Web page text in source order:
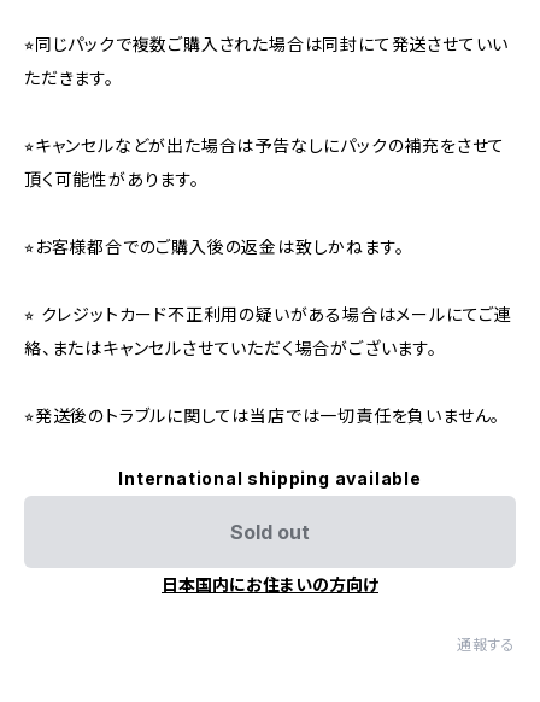
⭐︎同じパックで複数ご購入された場合は同封にて発送させていい
ただきます。
⭐︎キャンセルなどが出た場合は予告なしにパックの補充をさせて
頂く可能性があります。
⭐︎お客様都合でのご購入後の返金は致しかねます。
⭐︎ クレジットカード不正利用の疑いがある場合はメールにてご連
絡、またはキャンセルさせていただく場合がございます。
⭐︎発送後のトラブルに関しては当店では一切責任を負いません。
International shipping available
Sold out
日本国内にお住まいの方向け
通報する